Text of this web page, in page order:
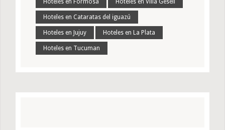
Hoteles en Formosa Hoteles en Villa Gesell
Hoteles en Cataratas del iguazú
Hoteles en Jujuy Hoteles en La Plata
Hoteles en Tucuman